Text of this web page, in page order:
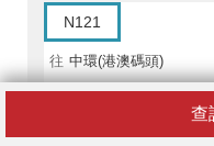
查
N121
往 中環(港澳碼頭)
修頓球場 站